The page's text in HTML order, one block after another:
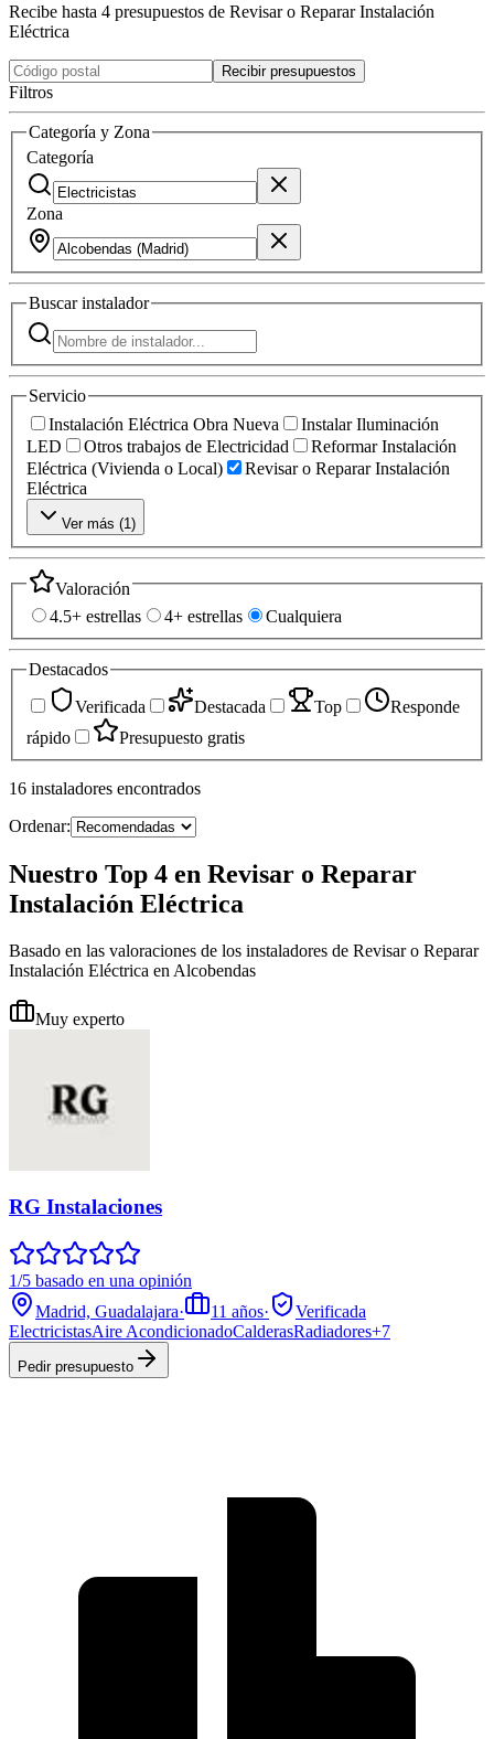
Recibe hasta 4 presupuestos de Revisar o Reparar Instalación
Eléctrica
Recibir presupuestos
Filtros
Categoría y Zona
Categoría
Zona
Buscarinstalador
Servicio
Instalación Eléctrica Obra Nueva
Instalar Iluminación
LED
Otros trabajos de Electricidad
Reformar Instalación
Eléctrica (Vivienda o Local)
Revisar o Reparar Instalación
Eléctrica
Ver más (1)
Valoración
4.5+ estrellas
4+ estrellas Cualquiera
Destacados
Verificada
Destacada Top
Responde
rápido
Presupuesto gratis
16 instaladores encontrados
Ordenar:
Nuestro Top 4 en Revisar o Reparar
Instalación Eléctrica
Basado en las valoraciones de los instaladores de Revisar o Reparar
Instalación Eléctrica en Alcobendas
Muy experto
RG Instalaciones
1/5 basado en una opinión
Madrid, Guadalajara· 11 años·
Verificada
ElectricistasAire AcondicionadoCalderasRadiadores+7
Pedir presupuesto